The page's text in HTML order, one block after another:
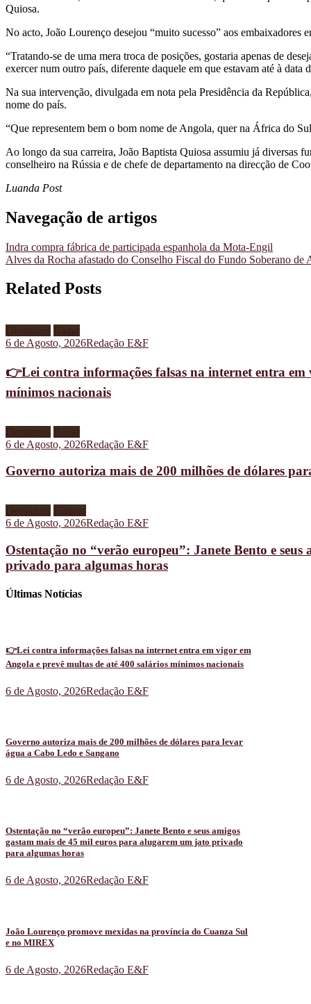
Quiosa.
No acto, João Lourenço desejou “muito sucesso” aos embaixadores
“Tratando-se de uma mera troca de posições, gostaria apenas de
exercer num outro país, diferente daquele em que estavam até à data
Na sua intervenção, divulgada em nota pela Presidência da
nome do país.
“Que representem bem o bom nome de Angola, quer na África do
Ao longo da sua carreira, João Baptista Quiosa assumiu já diversas
conselheiro na Rússia e de chefe de departamento na direcção de
Luanda Post
Navegação de artigos
Indra compra fábrica de participada espanhola da Mota-Engil
Alves da Rocha afastado do Conselho Fiscal do Fundo Soberano de
Related Posts
Destaques Radar
6 de Agosto, 2026Redação E&F
👉Lei contra informações falsas na internet entra
mínimos nacionais
Destaques Radar
6 de Agosto, 2026Redação E&F
Governo autoriza mais de 200 milhões de dólares
Destaques Figuras
6 de Agosto, 2026Redação E&F
Ostentação no “verão europeu”: Janete Bento e
privado para algumas horas
Últimas Notícias
👉Lei contra informações falsas na internet entra em vigor em
Angola e prevê multas de até 400 salários mínimos nacionais
6 de Agosto, 2026Redação E&F
Governo autoriza mais de 200 milhões de dólares para levar
água a Cabo Ledo e Sangano
6 de Agosto, 2026Redação E&F
Ostentação no “verão europeu”: Janete Bento e seus amigos
gastam mais de 45 mil euros para alugarem um jato privado
para algumas horas
6 de Agosto, 2026Redação E&F
João Lourenço promove mexidas na província do Cuanza Sul
e no MIREX
6 de Agosto, 2026Redação E&F